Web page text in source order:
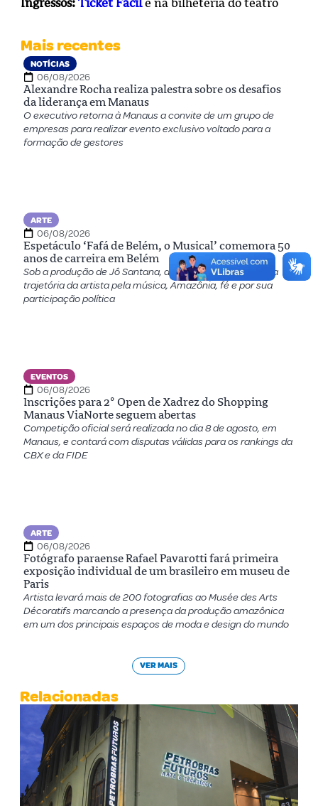
Mais recentes
NOTÍCIAS
06/08/2026
Alexandre Rocha realiza palestra sobre os desafios
da liderança em Manaus
O executivo retorna à Manaus a convite de um grupo de
empresas para realizar evento exclusivo voltado para a
formação de gestores
ARTE
06/08/2026
Espetáculo ‘Fafá de Belém, o Musical’ comemora 50
anos de carreira em Belém
Sob a produção de Jô Santana, a montagem apresenta a
trajetória da artista pela música, Amazônia, fé e por sua
participação política
EVENTOS
06/08/2026
Inscrições para 2º Open de Xadrez do Shopping
Manaus ViaNorte seguem abertas
Competição oficial será realizada no dia 8 de agosto, em
Manaus, e contará com disputas válidas para os rankings da
CBX e da FIDE
ARTE
06/08/2026
Fotógrafo paraense Rafael Pavarotti fará primeira
exposição individual de um brasileiro em museu de
Paris
Artista levará mais de 200 fotografias ao Musée des Arts
Décoratifs marcando a presença da produção amazônica
em um dos principais espaços de moda e design do mundo
VER MAIS
Relacionadas